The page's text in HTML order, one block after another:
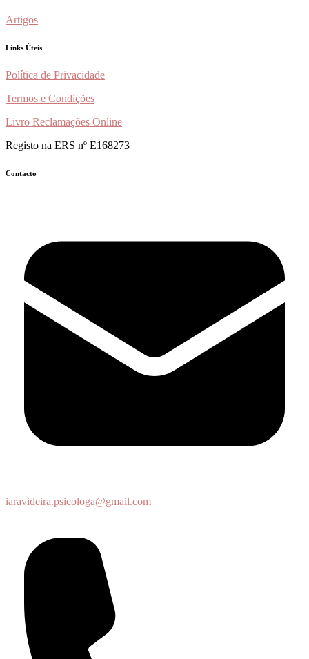
Artigos
Links Úteis
Política de Privacidade
Termos e Condições
Livro Reclamações Online
Registo na ERS nº E168273
Contacto
iaravideira.psicologa@gmail.com